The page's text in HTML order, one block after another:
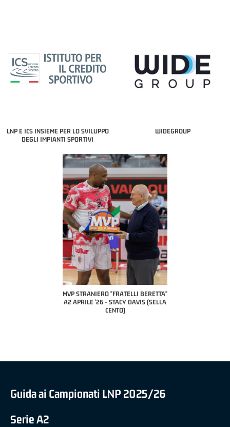
LNP E ICS INSIEME PER LO SVILUPPO
DEGLI IMPIANTI SPORTIVI
WIDEGROUP
MVP "FRATELLI BERETTA" SAMUEL
DILAS B NAZIONALE APRILE '26 -
MARCO RESTELLI (TAV TREVIGLIO
Guida ai Campionati LNP 2025/26
Serie A2